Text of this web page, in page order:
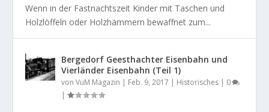
Wenn in der Fastnachtszeit Kinder mit Taschen und
Holzlöffeln oder Holzhämmern bewaffnet zum...
Bergedorf Geesthachter Eisenbahn und
Vierländer Eisenbahn (Teil 1)
vonVuM Magazin | Feb. 9, 2017 | Historisches | 0
|